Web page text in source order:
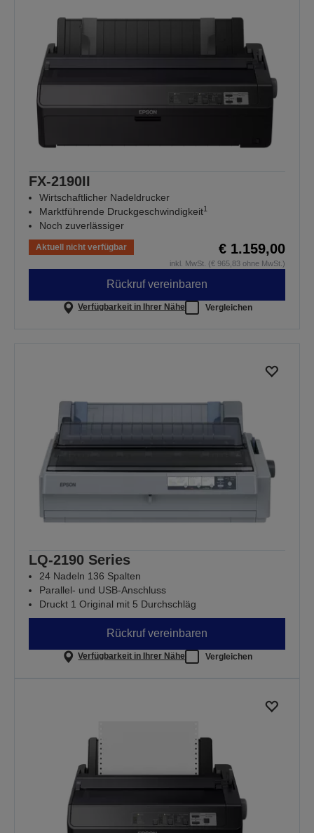
FX-2190II
Wirtschaftlicher Nadeldrucker
Marktführende Druckgeschwindigkeit1
Noch zuverlässiger
Aktuell nicht verfügbar € 1.159,00
inkl. MwSt. (€ 965,83 ohne MwSt.)
Rückruf vereinbaren
Verfügbarkeit in Ihrer Nähe Vergleichen
LQ-2190 Series
24 Nadeln 136 Spalten
Parallel- und USB-Anschluss
Druckt 1 Original mit 5 Durchschläg
Rückruf vereinbaren
Verfügbarkeit in Ihrer Nähe Vergleichen